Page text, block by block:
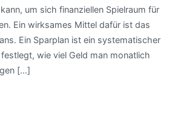
um sich finanziellen Spielraum für
Ein wirksames Mittel dafür ist das
Ein Sparplan ist ein systematischer
wie viel Geld man monatlich
[…]